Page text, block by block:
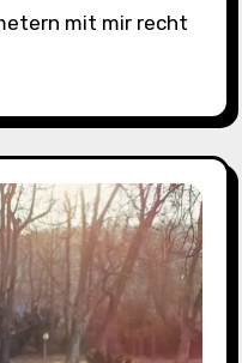
mit mir recht